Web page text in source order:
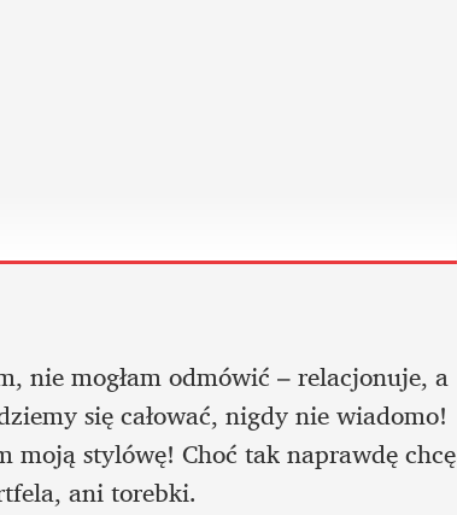
nie mogłam odmówić – relacjonuje, a
się całować, nigdy nie wiadomo!
moją stylówę! Choć tak naprawdę chcę
ani torebki.